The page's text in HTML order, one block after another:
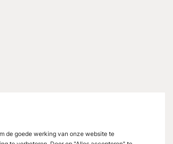
de goede werking van onze website te